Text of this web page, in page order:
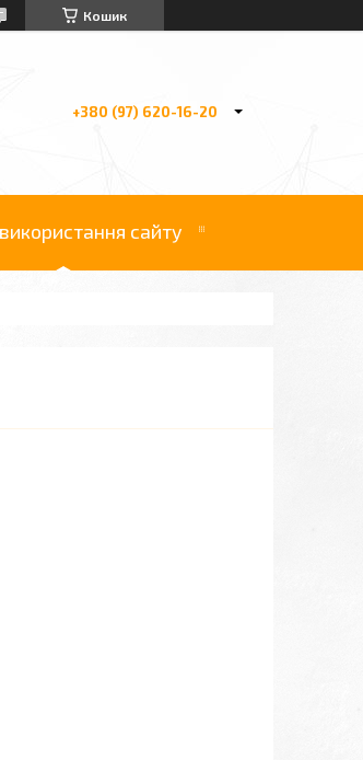
Кошик
+380 (97) 620-16-20
сайту